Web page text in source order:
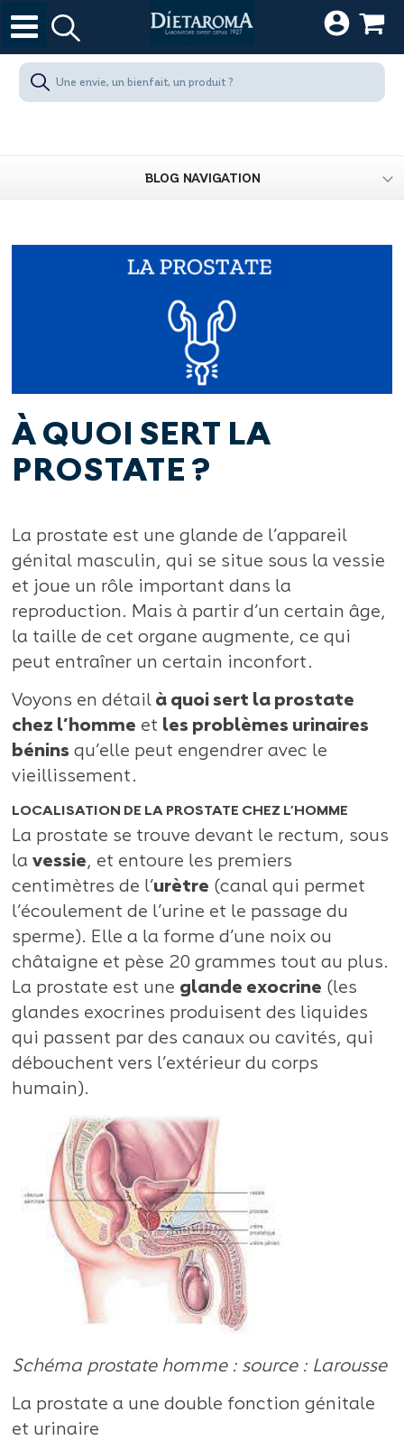
BLOG NAVIGATION
À QUOI SERT LA
PROSTATE ?
La prostate est une glande de l’appareil
génital masculin, qui se situe sous la vessie
et joue un rôle important dans la
reproduction. Mais à partir d’un certain âge,
la taille de cet organe augmente, ce qui
peut entraîner un certain inconfort.
Voyons en détailà quoi sert la prostate
chez l’homme et les problèmes urinaires
béninsqu’elle peut engendrer avec le
vieillissement.
LOCALISATION DE LA PROSTATE CHEZ L’HOMME
La prostate se trouve devant le rectum, sous
la vessie, et entoure les premiers
centimètres de l’urètre (canal qui permet
l’écoulement de l’urine et le passage du
sperme). Elle a la forme d’une noix ou
châtaigne et pèse 20 grammes tout au plus.
La prostate est une glande exocrine (les
glandes exocrines produisent des liquides
qui passent par des canaux ou cavités, qui
débouchent vers l’extérieur du corps
humain).
Schéma prostate homme : source : Larousse
La prostate a une double fonction génitale
et urinaire